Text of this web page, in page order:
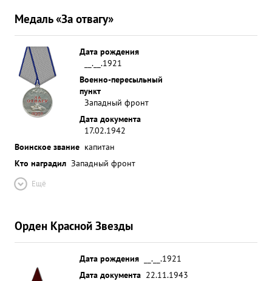
Медаль «За отвагу»
Дата рождения
__.__.1921
Военно-пересыльный
пункт
Западный фронт
Дата документа
17.02.1942
Воинское звание капитан
Кто наградил Западный фронт
Ещё
Орден Красной Звезды
Дата рождения
__.__.1921
Дата документа 22.11.1943